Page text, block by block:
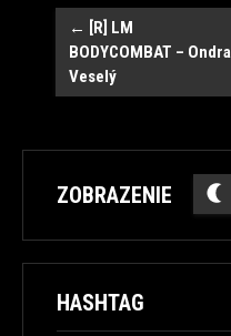
Post
navigation
← [R] LM
BODYCOMBAT – Ondra
Veselý
ZOBRAZENIE
HASHTAG